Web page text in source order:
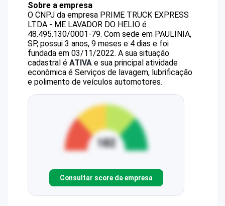
Sobre a empresa
O CNPJ da empresa PRIME TRUCK EXPRESS
LTDA - ME LAVADOR DO HELIO é
48.495.130/0001-79. Com sede em PAULINIA,
SP, possui 3 anos, 9 meses e 4 dias e foi
fundada em 03/11/2022. A sua situação
cadastral é ATIVA e sua principal atividade
econômica é Serviços de lavagem, lubrificação
e polimento de veículos automotores.
Consultar score da empresa